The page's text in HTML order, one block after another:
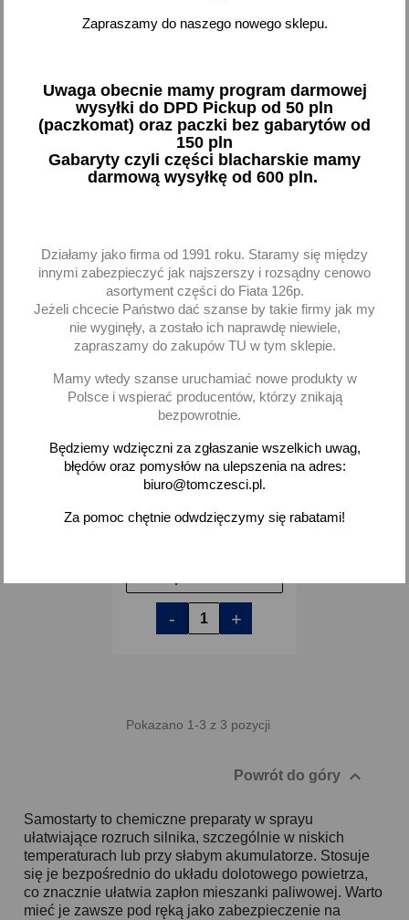
K2 Samostart autostart
8,09 zł brutto
Dodaj
Moto Start MA super silny
200ml
12,59 zł brutto
Dodaj
K2 Samostart ułatwia start
19,14 zł brutto
- +
favorite_border
Pokazano 1-3 z 3 pozycji
Powrót do góry 
Samostarty to chemiczne preparaty w sprayu
ułatwiające rozruch silnika, szczególnie w niskich
temperaturach lub przy słabym akumulatorze. Stosuje
się je bezpośrednio do układu dolotowego powietrza,
co znacznie ułatwia zapłon mieszanki paliwowej. Warto
mieć je zawsze pod ręką jako zabezpieczenie na
Zapraszamy do naszego nowego sklepu.
Uwaga obecnie mamy program darmowej
wysyłki do DPD Pickup od 50 pln
(paczkomat) oraz paczki bez gabarytów od
150 pln
Gabaryty czyli części blacharskie mamy
darmową wysyłkę od 600 pln.
Działamy jako firma od 1991 roku. Staramy się między
innymi zabezpieczyć jak najszerszy i rozsądny cenowo
asortyment części do Fiata 126p.
Jeżeli chcecie Państwo dać szanse by takie firmy jak my
nie wyginęły, a zostało ich naprawdę niewiele,
zapraszamy do zakupów TU w tym sklepie.
Mamy wtedy szanse uruchamiać nowe produkty w
Polsce i wspierać producentów, którzy znikają
bezpowrotnie.
Będziemy wdzięczni za zgłaszanie wszelkich uwag,
błędów oraz pomysłów na ulepszenia na adres:
biuro@tomczesci.pl.
Za pomoc chętnie odwdzięczymy się rabatami!